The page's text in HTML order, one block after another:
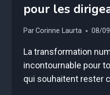
pour les
ParCorinne Laurta 08/
La transformation
incontournable pour
qui souhaitent rester